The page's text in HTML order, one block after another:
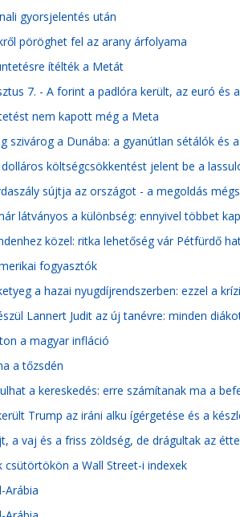
gyorsjelentés után
pöröghet fel az arany árfolyama
ítélték a Metát
7. - A forint a padlóra került, az euró és
nem kapott még a Meta
szivárog a Dunába: a gyanútlan sétálók és
költségcsökkentést jelent be a
sújtja az országot - a megoldás
látványos a különbség: ennyivel többet
közel: ritka lehetőség vár Pétfürdő
fogyasztók
a hazai nyugdíjrendszerben: ezzel a
Lannert Judit az új tanévre: minden
a magyar infláció
a tőzsdén
a kereskedés: erre számítanak ma a
Trump az iráni alku ígérgetése és a
a vaj és a friss zöldség, de drágultak az
csütörtökön a Wall Street-i indexek
Arábia